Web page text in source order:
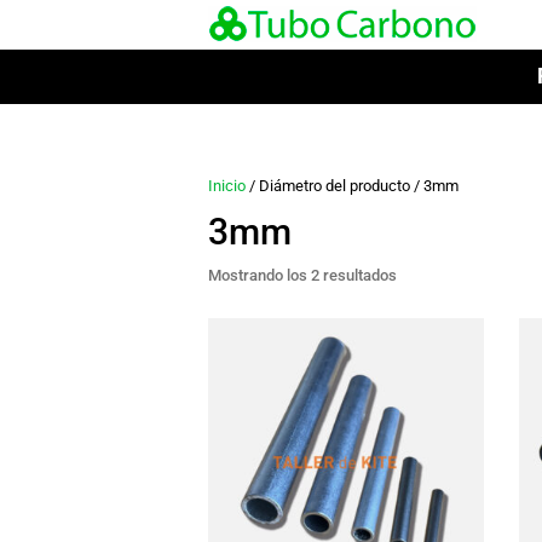
Inicio / Diámetro del producto / 3mm
3mm
Mostrando los 2 resultados